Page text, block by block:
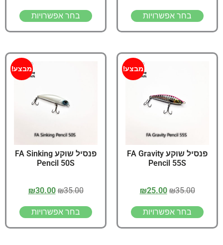
בחר אפשרויות בחר אפשרויות
מבצע!
פנסיל שוקע FA Gravity
Pencil 55S
₪35.00
₪25.00
בחר אפשרויות
מבצע!
פנסיל שוקע FA Sinking
Pencil 50S
₪35.00
₪30.00
בחר אפשרויות